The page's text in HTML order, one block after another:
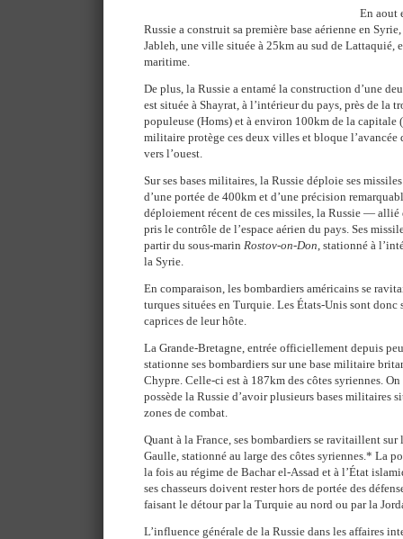
En aout
Russie a construit sa première base aérienne en
Jableh, une ville située à 25km au sud de Lattaquié,
maritime.
De plus, la Russie a entamé la construction d’une
est située à Shayrat, à l’intérieur du pays, près de la
populeuse (Homs) et à environ 100km de la capitale
militaire protège ces deux villes et bloque l’avancée
vers l’ouest.
Sur ses bases militaires, la Russie déploie ses
d’une portée de 400km et d’une précision
déploiement récent de ces missiles, la Russie —
pris le contrôle de l’espace aérien du pays. Ses
partir du sous-marin Rostov-on-Don, stationné à
la Syrie.
En comparaison, les bombardiers américains se
turques situées en Turquie. Les États-Unis sont
caprices de leur hôte.
La Grande-Bretagne, entrée officiellement depuis
stationne ses bombardiers sur une base militaire
Chypre. Celle-ci est à 187km des côtes syriennes.
possède la Russie d’avoir plusieurs bases militaires
zones de combat.
Quant à la France, ses bombardiers se ravitaillent
Gaulle, stationné au large des côtes syriennes.* La
la fois au régime de Bachar el-Assad et à l’État
ses chasseurs doivent rester hors de portée des
faisant le détour par la Turquie au nord ou par la
L’influence générale de la Russie dans les affaires